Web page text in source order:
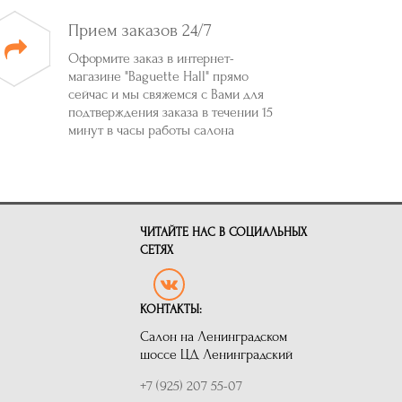
Прием заказов 24/7
Оформите заказ в интернет-
магазине "Baguette Hall" прямо
сейчас и мы свяжемся с Вами для
подтверждения заказа в течении 15
минут в часы работы салона
ЧИТАЙТЕ НАС В СОЦИАЛЬНЫХ
СЕТЯХ
КОНТАКТЫ:
Салон на Ленинградском
шоссе ЦД Ленинградский
+7 (925) 207 55-07